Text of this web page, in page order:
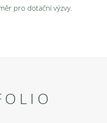
pro dotační výzvy.